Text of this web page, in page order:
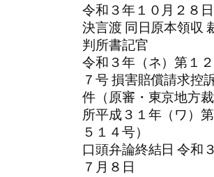
令和３年１０月２８
決言渡 同日原本領収
判所書記官
令和３年（ネ）第１
７号 損害賠償請求控
件（原審・東京地方
所平成３１年（ワ）
５１４号）
口頭弁論終結日 令和
７月８日